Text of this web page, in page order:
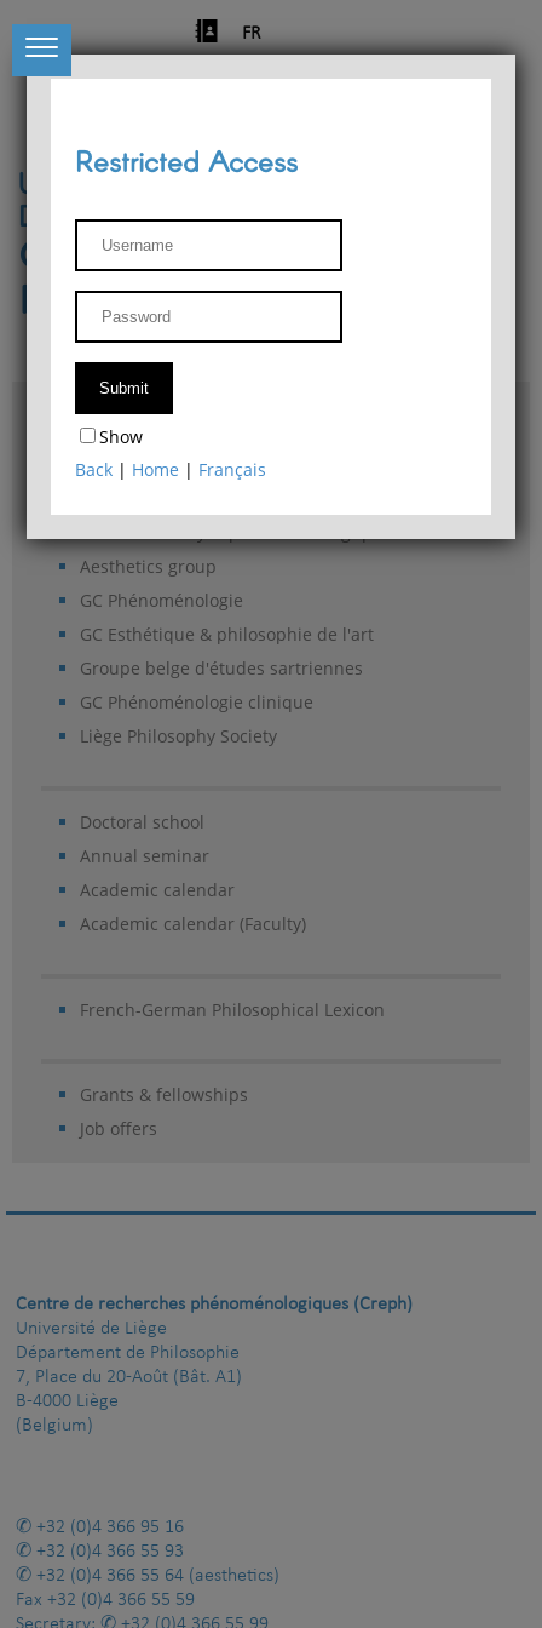
FR
University of Liège
Départment of Philosophy
Center for Phenomenological
Research
Access & maps
Philosophy Department Library
Aesthetics group
GC Phénoménologie
GC Esthétique & philosophie de l'art
Groupe belge d'études sartriennes
GC Phénoménologie clinique
Liège Philosophy Society
Doctoral school
Annual seminar
Academic calendar
Academic calendar (Faculty)
French-German Philosophical Lexicon
Grants & fellowships
Job offers
Restricted Access
Show
Back | Home | Français
Centre de recherches phénoménologiques (Creph)
Université de Liège
Département de Philosophie
7, Place du 20-Août (Bât. A1)
B-4000 Liège
(Belgium)
+32 (0)4 366 95 16
+32 (0)4 366 55 93
+32 (0)4 366 55 64 (aesthetics)
Fax +32 (0)4 366 55 59